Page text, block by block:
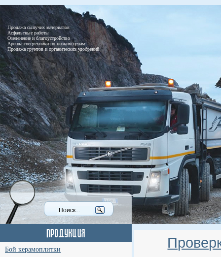
Продажа сыпучих материалов
Асфальтные работы
Озеленение и благоустройство
Аренда спецтехники по низким ценам
Продажа грунтов и органических удобрений
Бой керамоплитки